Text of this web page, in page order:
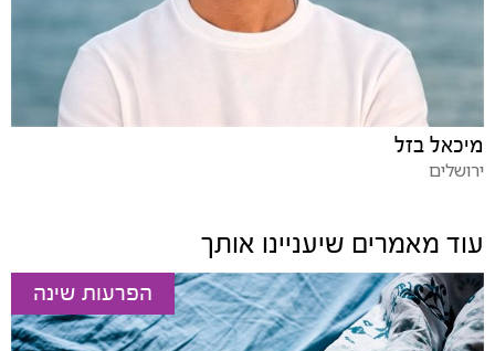
מיכאל בזל
ירושלים
עוד מאמרים שיעניינו אותך
הפרעות שינה